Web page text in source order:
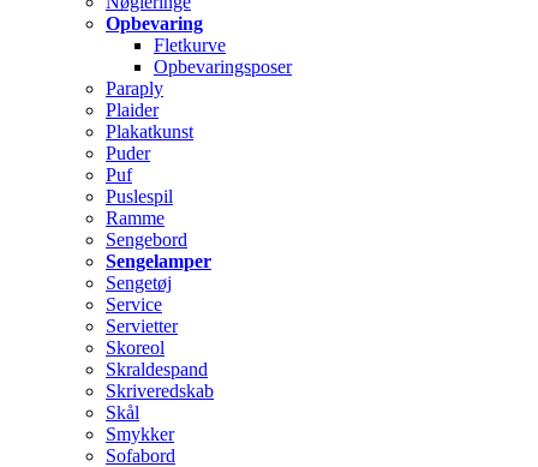
Opbevaring
Fletkurve
Opbevaringsposer
Paraply
Plaider
Plakatkunst
Puder
Puf
Puslespil
Ramme
Sengebord
Sengelamper
Sengetøj
Service
Servietter
Skoreol
Skraldespand
Skriveredskab
Skål
Smykker
Sofabord